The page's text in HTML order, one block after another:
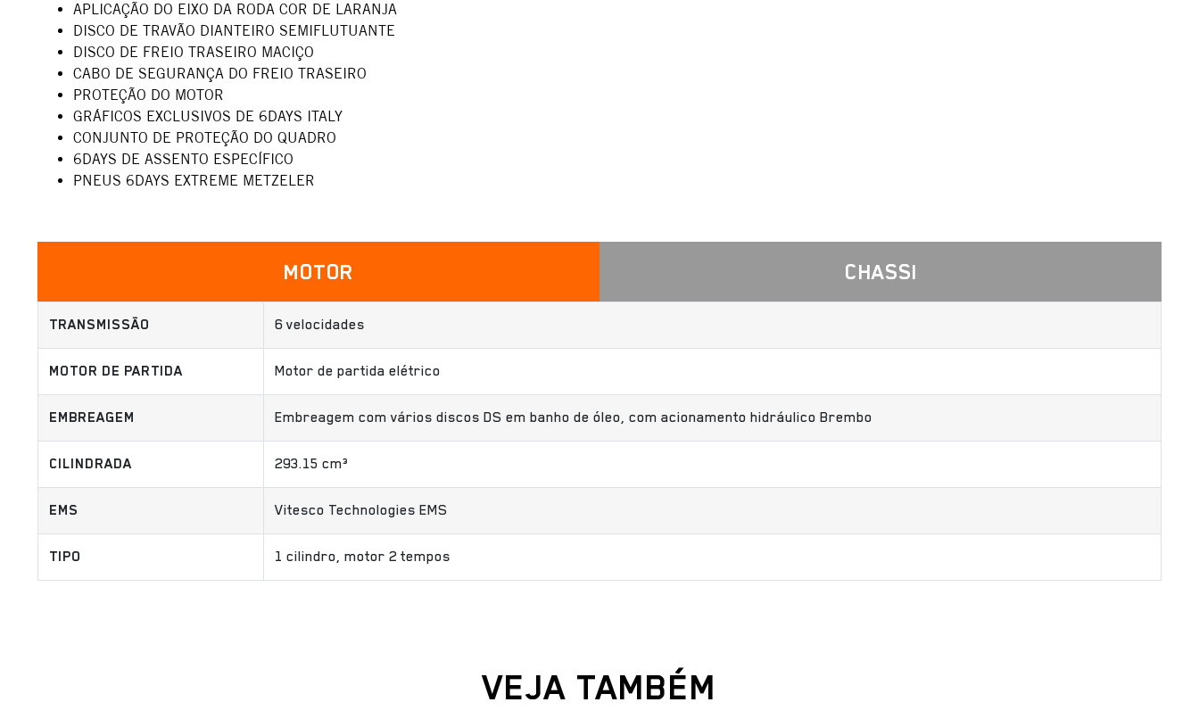
APLICAÇÃO DO EIXO DA RODA COR DE LARANJA
DISCO DE TRAVÃO DIANTEIRO SEMIFLUTUANTE
DISCO DE FREIO TRASEIRO MACIÇO
CABO DE SEGURANÇA DO FREIO TRASEIRO
PROTEÇÃO DO MOTOR
GRÁFICOS EXCLUSIVOS DE 6DAYS ITALY
CONJUNTO DE PROTEÇÃO DO QUADRO
6DAYS DE ASSENTO ESPECÍFICO
PNEUS 6DAYS EXTREME METZELER
MOTOR CHASSI
TRANSMISSÃO 6 velocidades
MOTOR DE PARTIDA Motor de partida elétrico
EMBREAGEM Embreagem com vários discos DS em banho de óleo, com acionamento hidráulico Brembo
CILINDRADA 293.15 cm³
EMS Vitesco Technologies EMS
TIPO 1 cilindro, motor 2 tempos
VEJA TAMBÉM